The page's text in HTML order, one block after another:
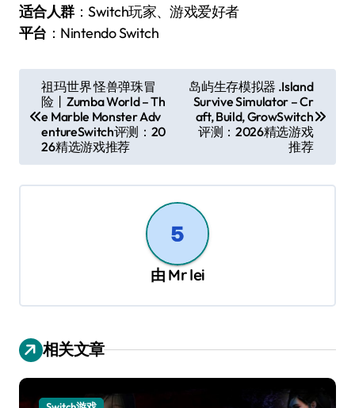
适合人群：Switch玩家、游戏爱好者
平台 ：Nintendo Switch
章
航
祖玛世界 怪兽弹珠冒
险丨Zumba World – Th
e Marble Monster Adv
entureSwitch评测：20
26精选游戏推荐
岛屿生存模拟器 .Island
Survive Simulator – Cr
aft, Build, GrowSwitch
评测：2026精选游戏
推荐
由 Mr lei
相关文章